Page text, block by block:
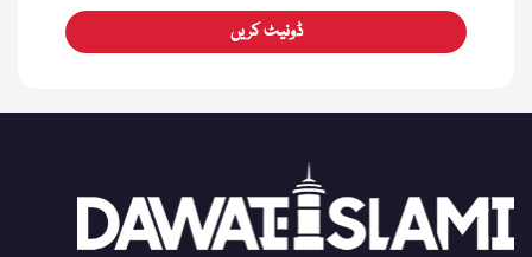
ڈونیٹ کریں